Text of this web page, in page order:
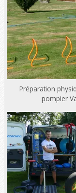
Préparation
pompier